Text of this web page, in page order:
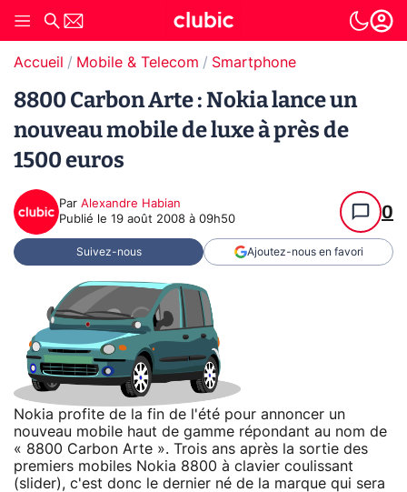
Accueil Mobile & Telecom Smartphone
8800 Carbon Arte : Nokia lance un
nouveau mobile de luxe à près de
1500 euros
Par Alexandre Habian
Publié le 19 août 2008 à 09h50 0
Suivez-nous Ajoutez-nous en favori
Nokia profite de la fin de l'été pour annoncer un
nouveau mobile haut de gamme répondant au nom de
« 8800 Carbon Arte ». Trois ans après la sortie des
premiers mobiles Nokia 8800 à clavier coulissant
(slider), c'est donc le dernier né de la marque qui sera